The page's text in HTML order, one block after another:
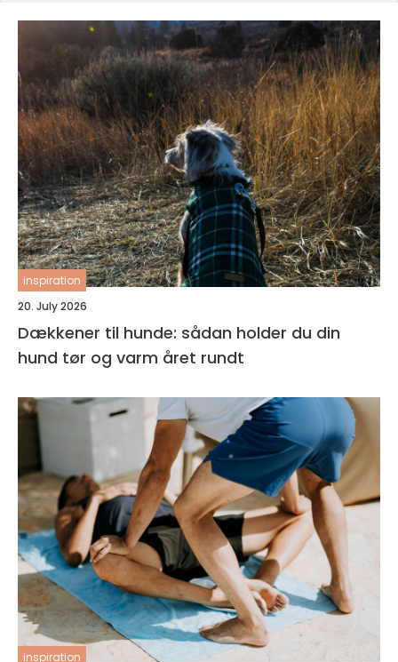
inspiration
20. July 2026
Dækkener til hunde: sådan holder du din
hund tør og varm året rundt
inspiration